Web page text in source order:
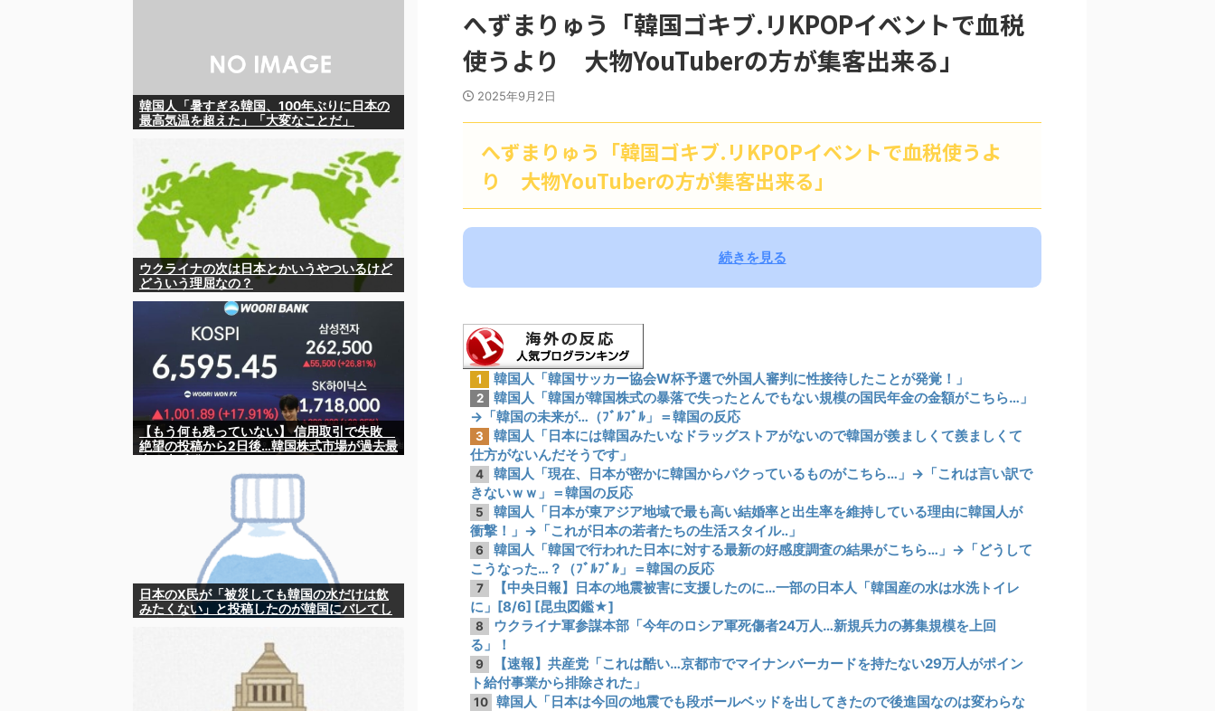
へずまりゅう「韓国ゴキブ.リKPOPイベントで血税
使うより 大物YouTuberの方が集客出来る」
2025年9月2日
へずまりゅう「韓国ゴキブ.リKPOPイベントで血税使うよ
り 大物YouTuberの方が集客出来る」
続きを見る
1 韓国人「韓国サッカー協会W杯予選で外国人審判に性接待したことが発覚！」
2
韓国人「韓国が韓国株式の暴落で失ったとんでもない規模の国民年金の金額がこちら…」
→「韓国の未来が…（ﾌﾞﾙﾌﾞﾙ」＝韓国の反応
3
韓国人「日本には韓国みたいなドラッグストアがないので韓国が羨ましくて羨ましくて
仕方がないんだそうです」
4
韓国人「現在、日本が密かに韓国からパクっているものがこちら…」→「これは言い訳で
きないｗｗ」＝韓国の反応
5
韓国人「日本が東アジア地域で最も高い結婚率と出生率を維持している理由に韓国人が
衝撃！」→「これが日本の若者たちの生活スタイル‥」
6
韓国人「韓国で行われた日本に対する最新の好感度調査の結果がこちら…」→「どうして
こうなった…？（ﾌﾞﾙﾌﾞﾙ」＝韓国の反応
7
【中央日報】日本の地震被害に支援したのに…一部の日本人「韓国産の水は水洗トイレ
に」[8/6] [昆虫図鑑★]
8
ウクライナ軍参謀本部「今年のロシア軍死傷者24万人…新規兵力の募集規模を上回
る」！
9
【速報】共産党「これは酷い…京都市でマイナンバーカードを持たない29万人がポイン
ト給付事業から排除された」
10 韓国人「日本は今回の地震でも段ボールベッドを出してきたので後進国なのは変わらな
韓国人「暑すぎる韓国、100年ぶりに日本の
最高気温を超えた」「大変なことだ」
ウクライナの次は日本とかいうやついるけど
どういう理屈なの？
【もう何も残っていない】 信用取引で失敗
絶望の投稿から2日後…韓国株式市場が過去最
日本のX民が「被災しても韓国の水だけは飲
みたくない」と投稿したのが韓国にバレてし